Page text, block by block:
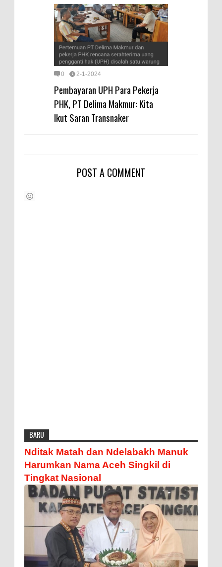
0 2-1-2024
Pembayaran UPH Para Pekerja
PHK, PT Delima Makmur: Kita
Ikut Saran Transnaker
POST A COMMENT
BARU
Nditak Matah dan Ndelabakh Manuk
Harumkan Nama Aceh Singkil di
Tingkat Nasional